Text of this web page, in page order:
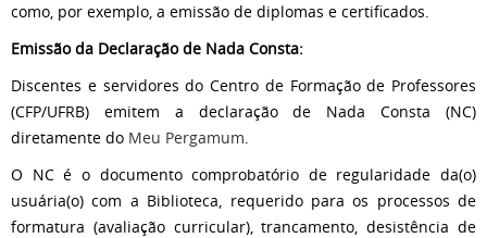
como, por exemplo, a emissão de diplomas e certificados.
Emissão da Declaração de Nada Consta:
Discentes e servidores do Centro de Formação de Professores
(CFP/UFRB) emitem a declaração de Nada Consta (NC)
diretamente do Meu Pergamum.
O NC é o documento comprobatório de regularidade da(o)
usuária(o) com a Biblioteca, requerido para os processos de
formatura (avaliação curricular), trancamento, desistência de